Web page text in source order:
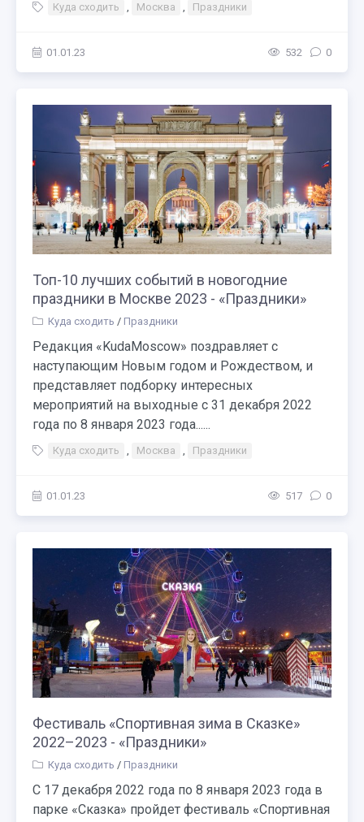
Куда сходить , Москва , Праздники
01.01.23 532 0
Топ-10 лучших событий в новогодние
праздники в Москве 2023 - «Праздники»
Куда сходить / Праздники
Редакция «KudaMoscow» поздравляет с
наступающим Новым годом и Рождеством, и
представляет подборку интересных
мероприятий на выходные с 31 декабря 2022
года по 8 января 2023 года......
Куда сходить , Москва , Праздники
01.01.23 517 0
Фестиваль «Спортивная зима в Сказке»
2022–2023 - «Праздники»
Куда сходить / Праздники
С 17 декабря 2022 года по 8 января 2023 года в
парке «Сказка» пройдет фестиваль «Спортивная